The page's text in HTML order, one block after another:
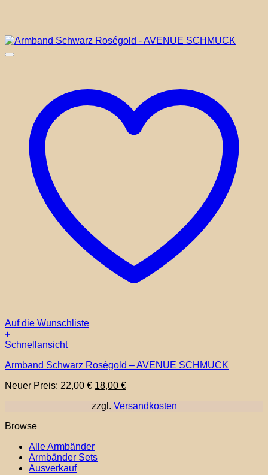
Auf die Wunschliste
+
Schnellansicht
Armband Schwarz Roségold – AVENUE SCHMUCK
Neuer Preis: 22,00€ Ursprünglicher
war:
18,00 €Aktueller
ist:
zzgl. Versandkosten
Browse
Alle Armbänder
Armbänder Sets
Ausverkauf